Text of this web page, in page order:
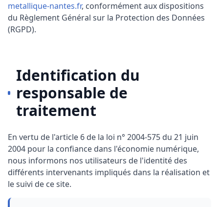
metallique-nantes.fr, conformément aux dispositions
du Règlement Général sur la Protection des Données
(RGPD).
Identification du
responsable de
traitement
En vertu de l'article 6 de la loi n° 2004-575 du 21 juin
2004 pour la confiance dans l'économie numérique,
nous informons nos utilisateurs de l'identité des
différents intervenants impliqués dans la réalisation et
le suivi de ce site.